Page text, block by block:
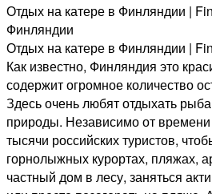
Отдых на катере в Финляндии |
Финляндии
Отдых на катере в Финляндии |
Как известно, Финляндия это
содержит огромное количество
Здесь очень любят отдыхать
природы. Независимо от
тысячи российских туристов,
горнолыжных курортах, пляжах,
частный дом в лесу, заняться